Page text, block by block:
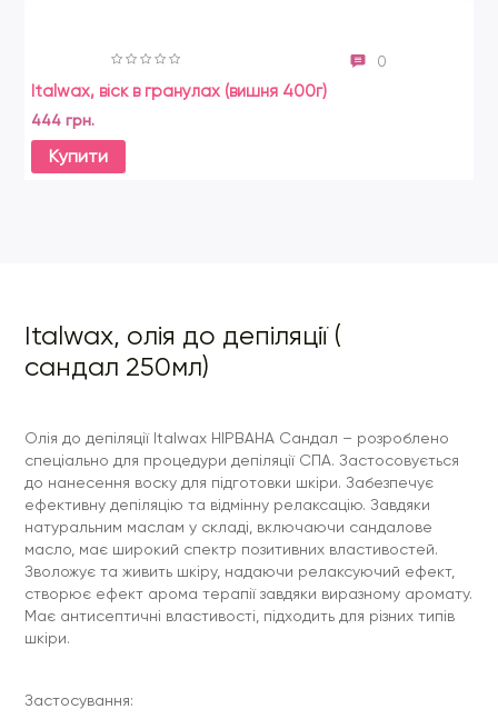
0
Italwax, віск в гранулах (вишня 400г)
444 грн.
Купити
Italwax, олія до депіляції (
сандал 250мл)
Олія до депіляції Italwax НІРВАНА Сандал – розроблено
спеціально для процедури депіляції СПА. Застосовується
до нанесення воску для підготовки шкіри. Забезпечує
ефективну депіляцію та відмінну релаксацію. Завдяки
натуральним маслам у складі, включаючи сандалове
масло, має широкий спектр позитивних властивостей.
Зволожує та живить шкіру, надаючи релаксуючий ефект,
створює ефект арома терапії завдяки виразному аромату.
Має антисептичні властивості, підходить для різних типів
шкіри.
Застосування: